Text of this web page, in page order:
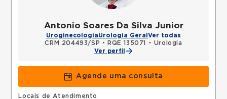
Antonio Soares Da Silva Junior
UroginecologiaUrologia Geral Ver todas
CRM 204493/SP •
RQE 135071 - Urologia
Ver perfil
Agende uma consulta
Locais de Atendimento